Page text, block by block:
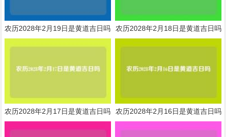
农历2028年2月19日是黄道吉日吗 农历2028年2月18日是黄道吉日吗
农历2028年2月17日是黄道吉日吗 农历2028年2月16日是黄道吉日吗